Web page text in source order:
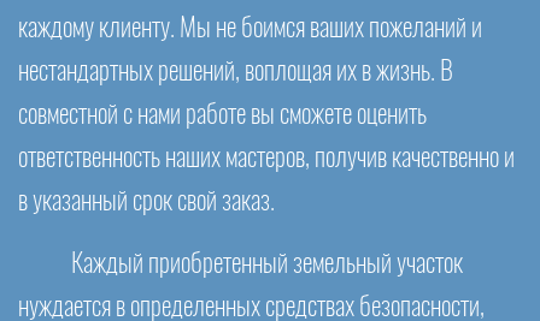
каждому клиенту. Мы не боимся ваших пожеланий и
нестандартных решений, воплощая их в жизнь. В
совместной с нами работе вы сможете оценить
ответственность наших мастеров, получив качественно и
в указанный срок свой заказ.
Каждый приобретенный земельный участок
нуждается в определенных средствах безопасности,